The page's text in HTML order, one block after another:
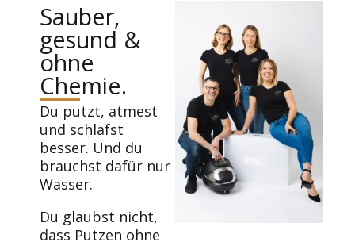
Sauber,
gesund &
ohne
Chemie.
Du putzt, atmest
und schläfst
besser. Und du
brauchst dafür nur
Wasser.
Du glaubst nicht,
dass Putzen ohne